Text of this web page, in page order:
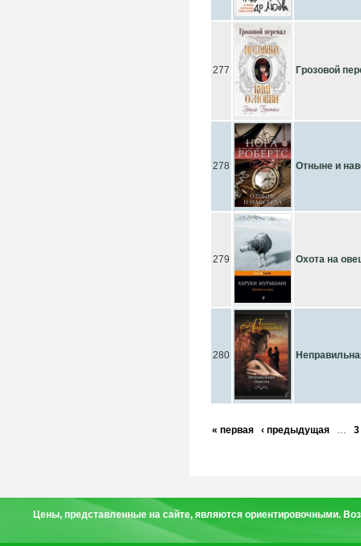
277 Грозовой
278 Отныне и
279 Охота на
280
« первая ‹ предыдущая … 3
Цены, представленные на сайте, являются ориентировочными.